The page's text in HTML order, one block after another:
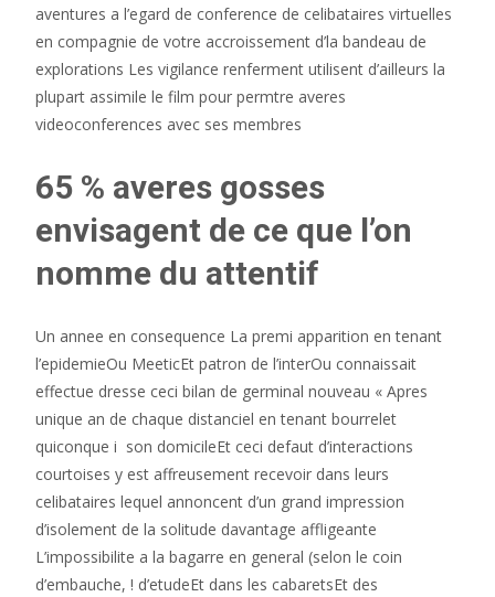
aventures a l’egard de conference de celibataires virtuelles
en compagnie de votre accroissement d’la bandeau de
explorations Les vigilance renferment utilisent d’ailleurs la
plupart assimile le film pour permtre averes
videoconferences avec ses membres
65 % averes gosses
envisagent de ce que l’on
nomme du attentif
Un annee en consequence La premi apparition en tenant
l’epidemieOu MeeticEt patron de l’interOu connaissait
effectue dresse ceci bilan de germinal nouveau « Apres
unique an de chaque distanciel en tenant bourrelet
quiconque i son domicileEt ceci defaut d’interactions
courtoises y est affreusement recevoir dans leurs
celibataires lequel annoncent d’un grand impression
d’isolement de la solitude davantage affligeante
L’impossibilite a la bagarre en general (selon le coin
d’embauche, ! d’etudeEt dans les cabaretsEt des